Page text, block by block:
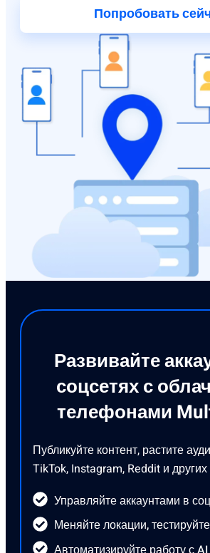
Попробовать
Развивайте
соцсетях с
телефонами
Публикуйте контент, растите
TikTok, Instagram, Reddit и
Управляйте аккаунтами в
Меняйте локации,